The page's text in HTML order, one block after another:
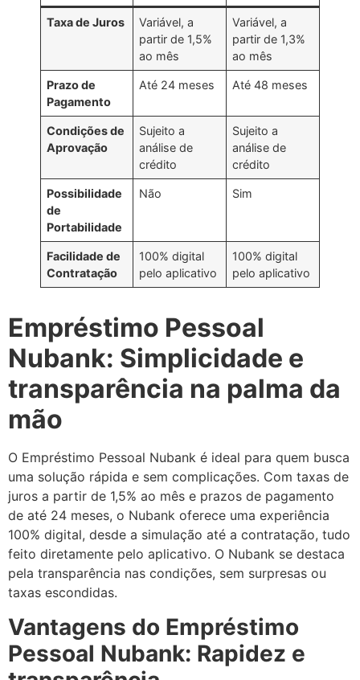
Taxa de Juros
Variável, a
partir de 1,5%
ao mês
Variável, a
partir de 1,3%
ao mês
Prazo de
Pagamento
Até 24 meses Até 48 meses
Condições de
Aprovação
Sujeito a
análise de
crédito
Sujeito a
análise de
crédito
Possibilidade
de
Portabilidade
Não Sim
Facilidade de
Contratação
100% digital
pelo aplicativo
100% digital
pelo aplicativo
Empréstimo Pessoal
Nubank: Simplicidade e
transparência na palma da
mão
O Empréstimo Pessoal Nubank é ideal para quem busca
uma solução rápida e sem complicações. Com taxas de
juros a partir de 1,5% ao mês e prazos de pagamento
de até 24 meses, o Nubank oferece uma experiência
100% digital, desde a simulação até a contratação, tudo
feito diretamente pelo aplicativo. O Nubank se destaca
pela transparência nas condições, sem surpresas ou
taxas escondidas.
Vantagens do Empréstimo
Pessoal Nubank: Rapidez e